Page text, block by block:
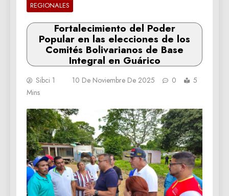
REGIONALES
Fortalecimiento del Poder
Popular en las elecciones de los
Comités Bolivarianos de Base
Integral en Guárico
Sibci 1 10 De Noviembre De 2025 0
5
Mins